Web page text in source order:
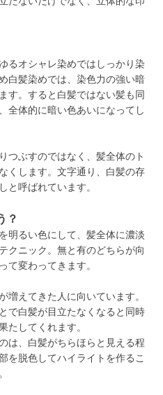
るオシャレ染めではしっかり染
白髪染めでは、染色力の強い暗
す。すると白髪ではない髪も同
全体的に暗い色あいになってし
つぶすのではなく、髪全体のト
くします。文字通り、白髪の存
と呼ばれています。
？
明るい色にして、髪全体に濃淡
クニック。無と有のどちらが向
て変わってきます。
増えてきた人に向いています。
で白髪が目立たなくなると同時
たしてくれます。
は、白髪がちらほらと見える程
を脱色してハイライトを作るこ